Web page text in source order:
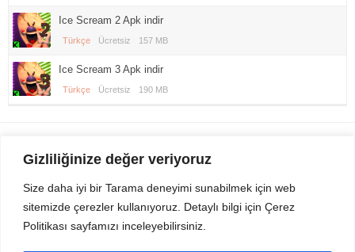
Gizliliğinize değer veriyoruz
Size daha iyi bir Tarama deneyimi sunabilmek için web
sitemizde çerezler kullanıyoruz. Detaylı bilgi için Çerez
Politikası sayfamızı inceleyebilirsiniz.
Ice Scream 2 Apk indir
Türkçe Ücretsiz 157 MB
Ice Scream 3 Apk indir
Türkçe Ücretsiz 190 MB
Gezi Seyahat indirvip apk
Sitemizden Son sürüm Program, Android Uygulama, Android Oyun, Apk
Dosyalarını indirip güvenle bilgisayar ve cep telefonlarınızda kullanabilirsiniz.